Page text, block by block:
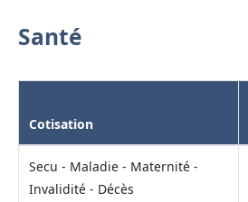
Santé
Cotisation
Secu - Maladie - Maternité -
Invalidité - Décès